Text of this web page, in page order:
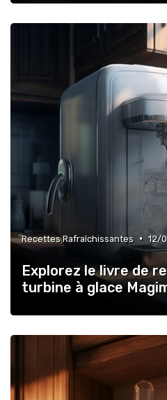
Recettes Rafraîchissantes • 12/
Explorez le livre de
turbine à glace